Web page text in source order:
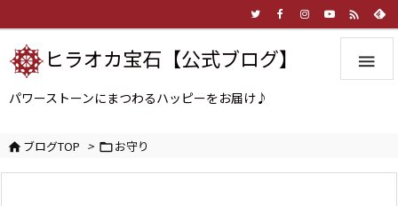


ヒラオカ宝石【公式ブログ】
パワーストーンにまつわるハッピーをお届け♪
ブログTOP > お守り